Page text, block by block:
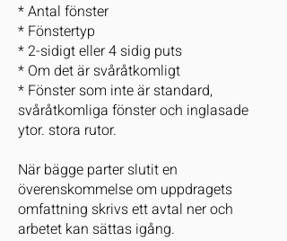
* Antal fönster
* Fönstertyp
* 2-sidigt eller 4 sidig puts
* Om det är svåråtkomligt
* Fönster som inte är standard,
svåråtkomliga fönster och inglasade
ytor. stora rutor.
När bägge parter slutit en
överenskommelse om uppdragets
omfattning skrivs ett avtal ner och
arbetet kan sättas igång.